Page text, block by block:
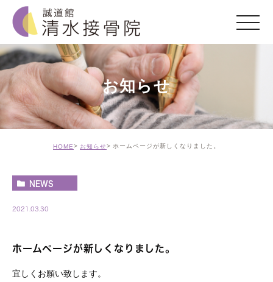
お知らせ
HOME お知らせ ホームページが新しくなりました。
NEWS
2021.03.30
ホームページが新しくなりました。
宜しくお願い致します。